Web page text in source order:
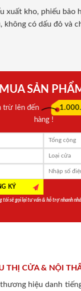
xuất kho, phiếu bảo
không có dấu đỏ và
SẢN
trừ lên đến
hàng !
tôi sẽ gọi lại tư vấn & hỗ trợ nhanh
THỊ CỬA & NỘI
thương hiệu danh